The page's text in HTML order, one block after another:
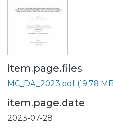
item.page.files
MC_DA_2023.pdf (19.78
item.page.date
2023-07-28